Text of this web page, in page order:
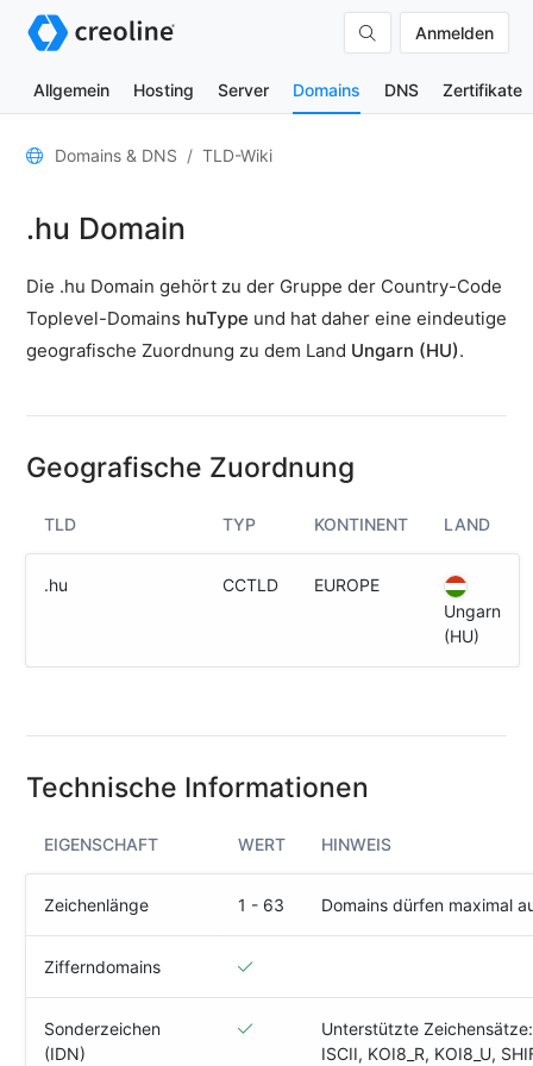
Anmelden
Allgemein Hosting Server Domains DNS Zertifikate
Allgemein
Kontakte
TLD-
Lookup
Test
(IPv4
Redirect-
Domain
SECURITY
Responsible
Disclosure
WEITERE
Kundencenter
Domains & DNS TLD-Wiki
.hu Domain
Die .hu Domain gehört zu der Gruppe der Country-Code
Toplevel-Domains huType und hat daher eine eindeutige
geografische Zuordnung zu dem Land Ungarn (HU).
Geografische Zuordnung
TLD TYP KONTINENT LAND
.hu CCTLD
EUROPE
Ungarn
(HU)
Technische Informationen
EIGENSCHAFT WERT HINWEIS
Zeichenlänge 1 - 63 Domains dürfen maximal
Zifferndomains
Sonderzeichen
(IDN)
Unterstützte Zeichensätze:
ISCII, KOI8_R, KOI8_U,